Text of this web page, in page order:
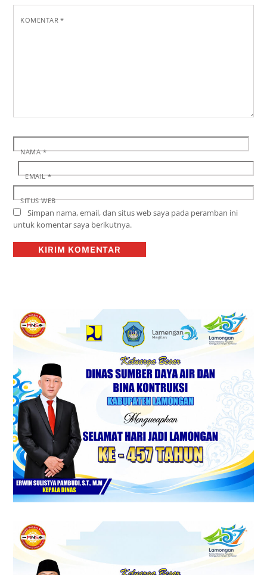
KOMENTAR*
NAMA*
EMAIL*
SITUS WEB
Simpan nama, email, dan situs web saya pada peramban ini
untuk komentar saya berikutnya.